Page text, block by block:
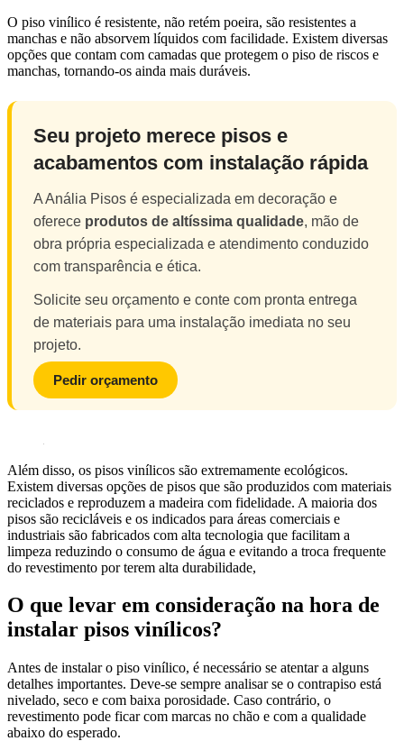
O piso vinílico é resistente, não retém poeira, são resistentes a
manchas e não absorvem líquidos com facilidade. Existem diversas
opções que contam com camadas que protegem o piso de riscos e
manchas, tornando-os ainda mais duráveis.
Seu projeto merece pisos e
acabamentos com instalação rápida
A Anália Pisos é especializada em decoração e
oferece produtos de altíssima qualidade, mão de
obra própria especializada e atendimento conduzido
com transparência e ética.
Solicite seu orçamento e conte com pronta entrega
de materiais para uma instalação imediata no seu
projeto.
Pedir orçamento
Além disso, os pisos vinílicos são extremamente ecológicos.
Existem diversas opções de pisos que são produzidos com materiais
reciclados e reproduzem a madeira com fidelidade. A maioria dos
pisos são recicláveis e os indicados para áreas comerciais e
industriais são fabricados com alta tecnologia que facilitam a
limpeza reduzindo o consumo de água e evitando a troca frequente
do revestimento por terem alta durabilidade,
O que levar em consideração na hora de
instalar pisos vinílicos?
Antes de instalar o piso vinílico, é necessário se atentar a alguns
detalhes importantes. Deve-se sempre analisar se o contrapiso está
nivelado, seco e com baixa porosidade. Caso contrário, o
revestimento pode ficar com marcas no chão e com a qualidade
abaixo do esperado.